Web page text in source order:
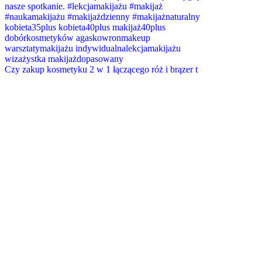
Czy zakup kosmetyku 2 w 1 łączącego róż i brązer t